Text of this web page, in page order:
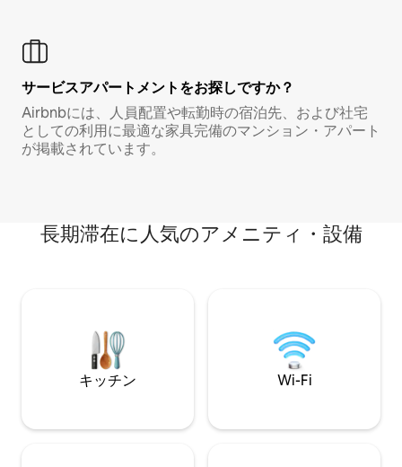
サービスアパートメントをお探しですか？
Airbnbには、人員配置や転勤時の宿泊先、および社宅
としての利用に最適な家具完備のマンション・アパート
が掲載されています。
長期滞在に人気のアメニティ・設備
キッチン Wi-Fi